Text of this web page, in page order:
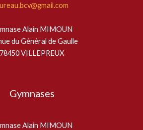
Alain MIMOUN
du Général de Gaulle
78450 VILLEPREUX
Gymnases
Alain MIMOUN